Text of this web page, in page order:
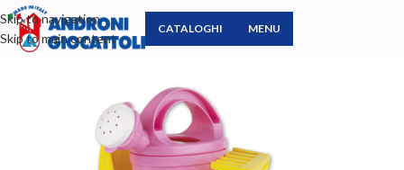
Skip to navigation
Skip to main content
CATALOGHI MENU